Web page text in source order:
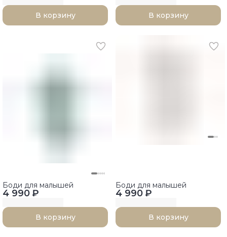
В корзину В корзину
4 990 ₽
Боди для малышей
В корзину
4 990 ₽
Боди для малышей
В корзину